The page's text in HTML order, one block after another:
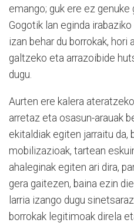
emango; guk ere ez genuke
Gogotik lan eginda
izan behar du borrokak, hori
galtzeko eta arrazoibide
dugu.
Aurten ere kalera
arretaz eta osasun-arauak
ekitaldiak egiten jarraitu da,
mobilizazioak, tartean
ahaleginak egiten ari dira,
gera gaitezen, baina ezin
larria izango dugu
borrokak legitimoak direla